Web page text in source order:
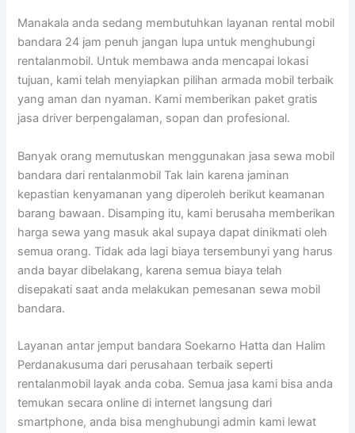
Manakala anda sedang membutuhkan layanan rental mobil
bandara 24 jam penuh jangan lupa untuk menghubungi
rentalanmobil. Untuk membawa anda mencapai lokasi
tujuan, kami telah menyiapkan pilihan armada mobil terbaik
yang aman dan nyaman. Kami memberikan paket gratis
jasa driver berpengalaman, sopan dan profesional.
Banyak orang memutuskan menggunakan jasa sewa mobil
bandara dari rentalanmobil Tak lain karena jaminan
kepastian kenyamanan yang diperoleh berikut keamanan
barang bawaan. Disamping itu, kami berusaha memberikan
harga sewa yang masuk akal supaya dapat dinikmati oleh
semua orang. Tidak ada lagi biaya tersembunyi yang harus
anda bayar dibelakang, karena semua biaya telah
disepakati saat anda melakukan pemesanan sewa mobil
bandara.
Layanan antar jemput bandara Soekarno Hatta dan Halim
Perdanakusuma dari perusahaan terbaik seperti
rentalanmobil layak anda coba. Semua jasa kami bisa anda
temukan secara online di internet langsung dari
smartphone, anda bisa menghubungi admin kami lewat